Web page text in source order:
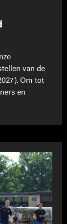
van de
Om tot
en